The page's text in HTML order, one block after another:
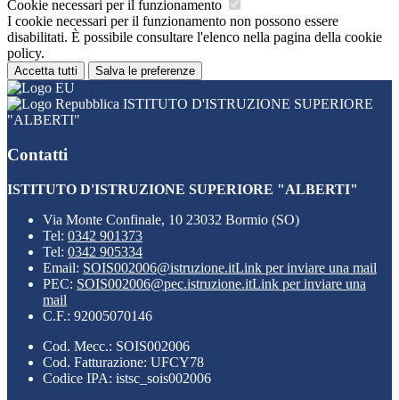
Cookie necessari per il funzionamento
I cookie necessari per il funzionamento non possono essere
disabilitati. È possibile consultare l'elenco nella pagina della cookie
policy.
Accetta tutti Salva le preferenze
ISTITUTO D'ISTRUZIONE SUPERIORE
"ALBERTI"
Contatti
ISTITUTO D'ISTRUZIONE SUPERIORE "ALBERTI"
Via Monte Confinale, 10 23032 Bormio (SO)
Tel: 0342 901373
Tel: 0342 905334
Email: SOIS002006@istruzione.itLink per inviare una mail
PEC: SOIS002006@pec.istruzione.itLink per inviare una
mail
C.F.: 92005070146
Cod. Mecc.: SOIS002006
Cod. Fatturazione: UFCY78
Codice IPA: istsc_sois002006